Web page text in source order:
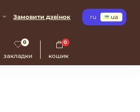
Замовити дзвінок ru ua
закладки
0
кошик
0